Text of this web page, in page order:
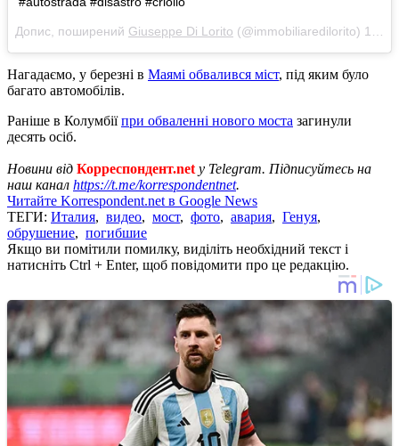
Допис, поширений Giuseppe Di Lorito (@immobiliaredilorito) 14 Сер 2018 р. о 3:44 PDT
Нагадаємо, у березні в Маямі обвалився міст, під яким було
багато автомобілів.
Раніше в Колумбіїпри обваленні нового моста загинули
десять осіб.
Новини від Корреспондент.net у Telegram. Підписуйтесь на
наш канал https://t.me/korrespondentnet.
Читайте Korrespondent.net в Google News
ТЕГИ: Италия, видео, мост, фото, авария, Генуя,
обрушение, погибшие
Якщо ви помітили помилку, виділіть необхідний текст і
натисніть Ctrl + Enter, щоб повідомити про це редакцію.